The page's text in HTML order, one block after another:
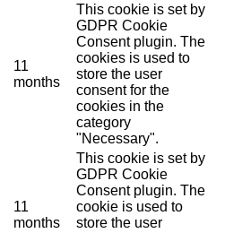
11
months
This cookie is set by
GDPR Cookie
Consent plugin. The
cookies is used to
store the user
consent for the
cookies in the
category
"Necessary".
11
months
This cookie is set by
GDPR Cookie
Consent plugin. The
cookie is used to
store the user